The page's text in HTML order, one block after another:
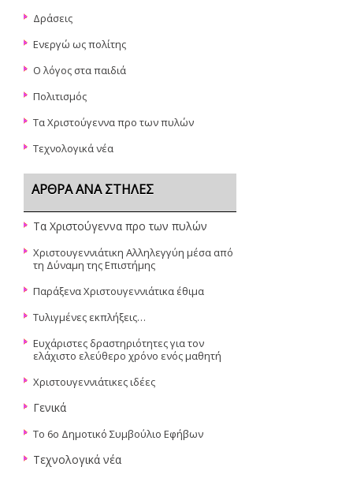
Δράσεις
Ενεργώ ως πολίτης
Ο λόγος στα παιδιά
Πολιτισμός
Τα Χριστούγεννα προ των πυλών
Τεχνολογικά νέα
ΆΡΘΡΑ ΑΝΆ ΣΤΉΛΕΣ
Τα Χριστούγεννα προ των πυλών
Χριστουγεννιάτικη Αλληλεγγύη μέσα από
τη Δύναμη της Επιστήμης
Παράξενα Χριστουγεννιάτικα έθιμα
Τυλιγμένες εκπλήξεις…
Ευχάριστες δραστηριότητες για τον
ελάχιστο ελεύθερο χρόνο ενός μαθητή
Χριστουγεννιάτικες ιδέες
Γενικά
Το 6ο Δημοτικό Συμβούλιο Εφήβων
Τεχνολογικά νέα